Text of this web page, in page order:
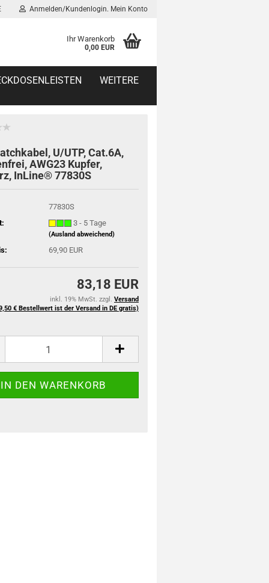
Anmelden/Kundenlogin. Mein Konto
Ihr Warenkorb
0,00 EUR
WEITERE
U/UTP, Cat.6A,
AWG23 Kupfer,
InLine® 77830S
77830S
3 - 5 Tage
(Ausland abweichend)
69,90 EUR
83,18 EUR
inkl. 19% MwSt. zzgl. Versand
€ Bestellwert ist der Versand in DE gratis)